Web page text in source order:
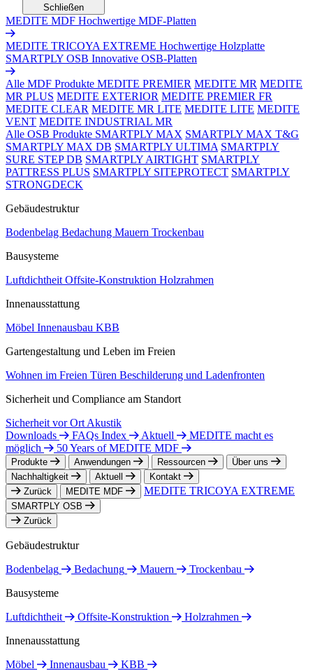
Schließen
MEDITE MDF Hochwertige MDF-Platten
MEDITE TRICOYA EXTREME Hochwertige Holzplatte
SMARTPLY OSB Innovative OSB-Platten
Alle MDF Produkte MEDITE PREMIER MEDITE MR MEDITE
MR PLUS MEDITE EXTERIOR MEDITE PREMIER FR
MEDITE CLEAR MEDITE MR LITE MEDITE LITE MEDITE
VENT MEDITE INDUSTRIAL MR
Alle OSB Produkte SMARTPLY MAX SMARTPLY MAX T&G
SMARTPLY MAX DB SMARTPLY ULTIMA SMARTPLY
SURE STEP DB SMARTPLY AIRTIGHT SMARTPLY
PATTRESS PLUS SMARTPLY SITEPROTECT SMARTPLY
STRONGDECK
Gebäudestruktur
Bodenbelag Bedachung Mauern Trockenbau
Bausysteme
Luftdichtheit Offsite-Konstruktion Holzrahmen
Innenausstattung
Möbel Innenausbau KBB
Gartengestaltung und Leben im Freien
Wohnen im Freien Türen Beschilderung und Ladenfronten
Sicherheit und Compliance am Standort
Sicherheit vor Ort Akustik
Downloads
FAQs Index Aktuell
MEDITE macht es
möglich
50 Years of MEDITE MDF
Produkte Anwendungen Ressourcen
Über uns
Nachhaltigkeit
Aktuell
Kontakt
Zurück
MEDITE MDF MEDITE TRICOYA EXTREME
SMARTPLY OSB
Zurück
Gebäudestruktur
Bodenbelag
Bedachung Mauern
Trockenbau
Bausysteme
Luftdichtheit
Offsite-Konstruktion
Holzrahmen
Innenausstattung
Möbel
Innenausbau
KBB